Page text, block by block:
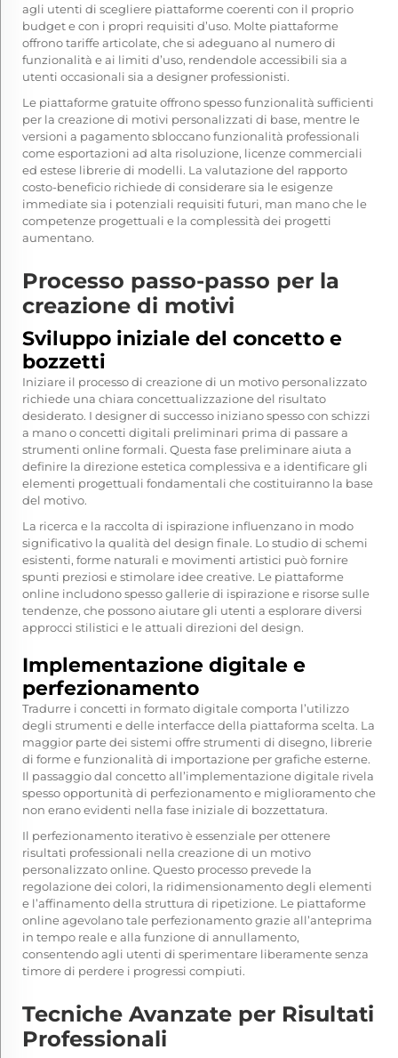
agli utenti di scegliere piattaforme coerenti con il proprio
budget e con i propri requisiti d’uso. Molte piattaforme
offrono tariffe articolate, che si adeguano al numero di
funzionalità e ai limiti d’uso, rendendole accessibili sia a
utenti occasionali sia a designer professionisti.
Le piattaforme gratuite offrono spesso funzionalità sufficienti
per la creazione di motivi personalizzati di base, mentre le
versioni a pagamento sbloccano funzionalità professionali
come esportazioni ad alta risoluzione, licenze commerciali
ed estese librerie di modelli. La valutazione del rapporto
costo-beneficio richiede di considerare sia le esigenze
immediate sia i potenziali requisiti futuri, man mano che le
competenze progettuali e la complessità dei progetti
aumentano.
Processo passo-passo per la
creazione di motivi
Sviluppo iniziale del concetto e
bozzetti
Iniziare il processo di creazione di un motivo personalizzato
richiede una chiara concettualizzazione del risultato
desiderato. I designer di successo iniziano spesso con schizzi
a mano o concetti digitali preliminari prima di passare a
strumenti online formali. Questa fase preliminare aiuta a
definire la direzione estetica complessiva e a identificare gli
elementi progettuali fondamentali che costituiranno la base
del motivo.
La ricerca e la raccolta di ispirazione influenzano in modo
significativo la qualità del design finale. Lo studio di schemi
esistenti, forme naturali e movimenti artistici può fornire
spunti preziosi e stimolare idee creative. Le piattaforme
online includono spesso gallerie di ispirazione e risorse sulle
tendenze, che possono aiutare gli utenti a esplorare diversi
approcci stilistici e le attuali direzioni del design.
Implementazione digitale e
perfezionamento
Tradurre i concetti in formato digitale comporta l’utilizzo
degli strumenti e delle interfacce della piattaforma scelta. La
maggior parte dei sistemi offre strumenti di disegno, librerie
di forme e funzionalità di importazione per grafiche esterne.
Il passaggio dal concetto all’implementazione digitale rivela
spesso opportunità di perfezionamento e miglioramento che
non erano evidenti nella fase iniziale di bozzettatura.
Il perfezionamento iterativo è essenziale per ottenere
risultati professionali nella creazione di un motivo
personalizzato online. Questo processo prevede la
regolazione dei colori, la ridimensionamento degli elementi
e l’affinamento della struttura di ripetizione. Le piattaforme
online agevolano tale perfezionamento grazie all’anteprima
in tempo reale e alla funzione di annullamento,
consentendo agli utenti di sperimentare liberamente senza
timore di perdere i progressi compiuti.
Tecniche Avanzate per Risultati
Professionali